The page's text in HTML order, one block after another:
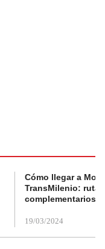
Cómo llegar a
TransMilenio:
complementarios
19/03/2024